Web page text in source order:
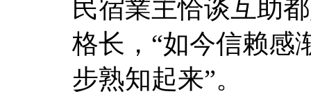
民宿業主恰谈互助
格长，“如今信赖感
步熟知起来”。